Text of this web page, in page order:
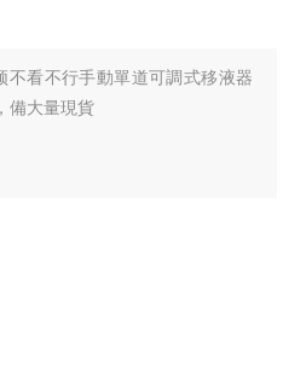
不看不行手動單道可調式移液器
，備大量現貨